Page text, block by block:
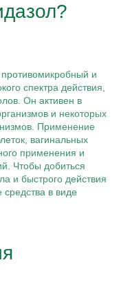
противомикробный и
спектра действия,
Он активен в
и некоторых
Применение
вагинальных
применения и
Чтобы добиться
и быстрого действия
в виде